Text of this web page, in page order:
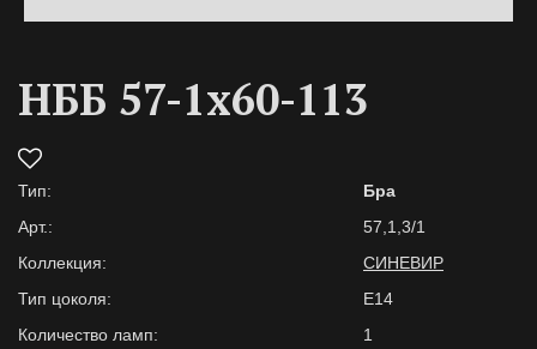
НББ 57-1х60-113
Тип:
Бра
Арт.:
57,1,3/1
Коллекция:
СИНЕВИР
Тип цоколя:
E14
Количество ламп:
1